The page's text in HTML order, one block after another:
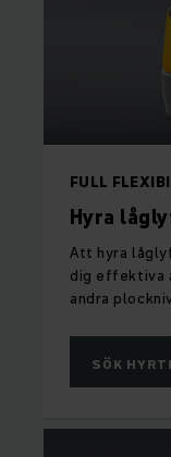
FULL
Hyra
Att hyra
dig effektiva
andra
SÖK